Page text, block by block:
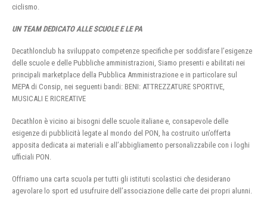
ciclismo.
UN TEAM DEDICATO ALLE SCUOLE E LE PA
Decathlonclub ha sviluppato competenze specifiche per soddisfare l’esigenze
delle scuole e delle Pubbliche amministrazioni, Siamo presenti e abilitati nei
principali marketplace della Pubblica Amministrazione e in particolare sul
MEPA di Consip, nei seguenti bandi: BENI: ATTREZZATURE SPORTIVE,
MUSICALI E RICREATIVE
Decathlon è vicino ai bisogni delle scuole italiane e, consapevole delle
esigenze di pubblicità legate al mondo del PON, ha costruito un’offerta
apposita dedicata ai materiali e all’abbigliamento personalizzabile con i loghi
ufficiali PON.
Offriamo una carta scuola per tutti gli istituti scolastici che desiderano
agevolare lo sport ed usufruire dell’associazione delle carte dei propri alunni.